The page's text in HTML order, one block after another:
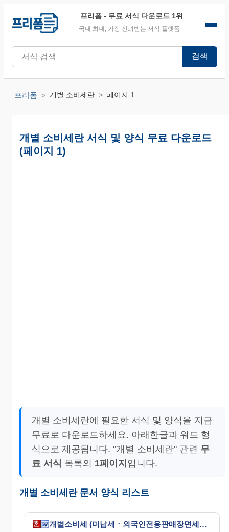
프리폼 - 무료 서식 다운로드 1위
국내 최대, 가장 신뢰받는 서식 플랫폼
검색
프리폼 개별 소비세란 페이지 1
개별 소비세란 서식 및 양식 무료 다운로드
(페이지 1)
개별 소비세란에 필요한 서식 및 양식을 지금
무료로 다운로드하세요. 아래한글과 워드 형
식으로 제공됩니다. "개별 소비세란" 관련 무
료 서식 목록의 1페이지 입니다.
개별 소비세란 문서 양식 리스트
개별소비세 (미납세ㆍ외국인전용판매장면세ㆍ조건부면세) 반출(승인ㆍ승인신청ㆍ통보)서 [개별소비세법 시행규칙 서식9]